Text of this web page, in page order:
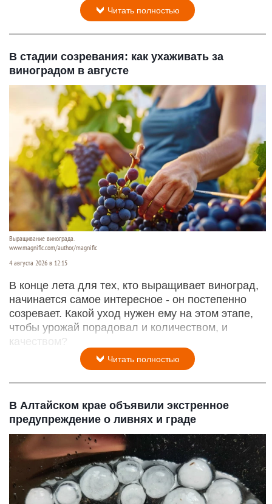
Читать полностью
В стадии созревания: как ухаживать за
виноградом в августе
Выращивание винограда.
www.magnific.com/author/magnific
4 августа 2026 в 12:15
В конце лета для тех, кто выращивает виноград,
начинается самое интересное - он постепенно
созревает. Какой уход нужен ему на этом этапе,
чтобы урожай порадовал и количеством, и
качеством?
Читать полностью
В Алтайском крае объявили экстренное
предупреждение о ливнях и граде